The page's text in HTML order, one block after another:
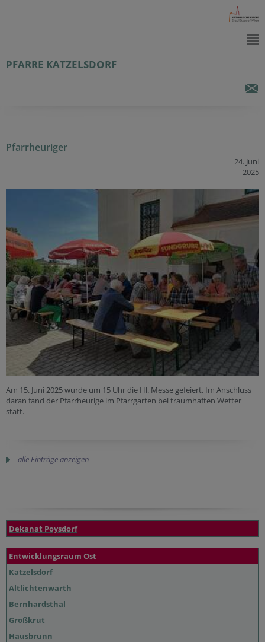
PFARRE KATZELSDORF
Pfarrheuriger
24. Juni
2025
Am 15. Juni 2025 wurde um 15 Uhr die Hl. Messe gefeiert. Im Anschluss
daran fand der Pfarrheurige im Pfarrgarten bei traumhaften Wetter
statt.
alle Einträge anzeigen
Dekanat Poysdorf
Entwicklungsraum Ost
Katzelsdorf
Altlichtenwarth
Bernhardsthal
Großkrut
Hausbrunn